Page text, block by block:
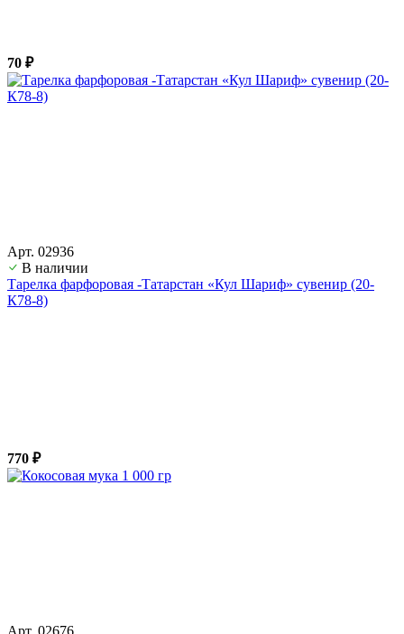
70 ₽
Арт. 02936
В наличии
Тарелка фарфоровая -Татарстан «Кул Шариф» сувенир (20-
К78-8)
770 ₽
Арт. 02676